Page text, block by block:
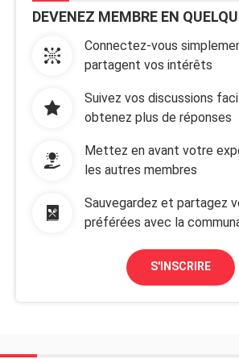
DEVENEZ MEMBRE EN
Connectez-vous
partagent vos intérêts
Suivez vos discussions
obtenez plus de réponses
Mettez en avant votre
les autres membres
Sauvegardez et partagez
préférées avec la
S'INSCRIRE